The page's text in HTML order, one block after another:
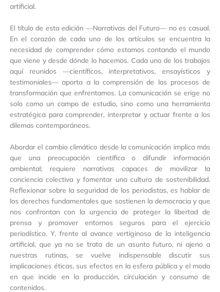
artificial.
El título de esta edición —Narrativas del Futuro— no es casual.
En el corazón de cada uno de los artículos se encuentra la
necesidad de comprender cómo estamos contando el mundo
que viene y desde dónde lo hacemos. Cada uno de los trabajos
aquí reunidos —científicos, interpretativos, ensayísticos y
testimoniales— aporta a la comprensión de los procesos de
transformación que enfrentamos. La comunicación se erige no
solo como un campo de estudio, sino como una herramienta
estratégica para comprender, interpretar y actuar frente a los
dilemas contemporáneos.
Abordar el cambio climático desde la comunicación implica más
que una preocupación científica o difundir información
ambiental; requiere narrativas capaces de movilizar la
conciencia colectiva y fomentar una cultura de sostenibilidad.
Reflexionar sobre la seguridad de los periodistas, es hablar de
los derechos fundamentales que sostienen la democracia y que
nos confrontan con la urgencia de proteger la libertad de
prensa y promover entornos seguros para el ejercicio
periodístico. Y, frente al avance vertiginoso de la inteligencia
artificial, que ya no se trata de un asunto futuro, ni ajeno a
nuestras rutinas, se vuelve indispensable discutir sus
implicaciones éticas, sus efectos en la esfera pública y el modo
en que incide en la producción, circulación y consumo de
contenidos.